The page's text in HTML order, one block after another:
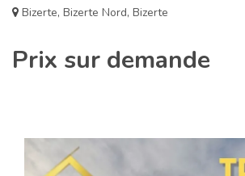
Bizerte, Bizerte Nord, Bizerte
Prix sur demande